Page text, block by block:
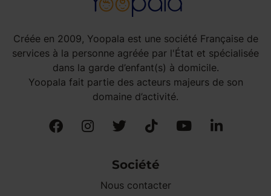
Créée en 2009, Yoopala est une société Française de
services à la personne agréée par l'État et spécialisée
dans la garde d’enfant(s) à domicile.
Yoopala fait partie des acteurs majeurs de son
domaine d’activité.
Société
Nous contacter